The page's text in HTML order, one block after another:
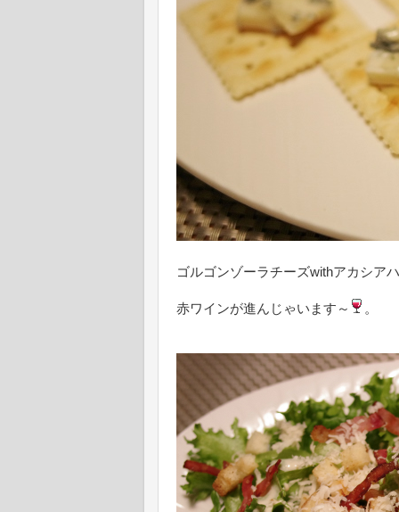
ゴルゴンゾーラチーズwithアカシア
赤ワインが進んじゃいます～ 。